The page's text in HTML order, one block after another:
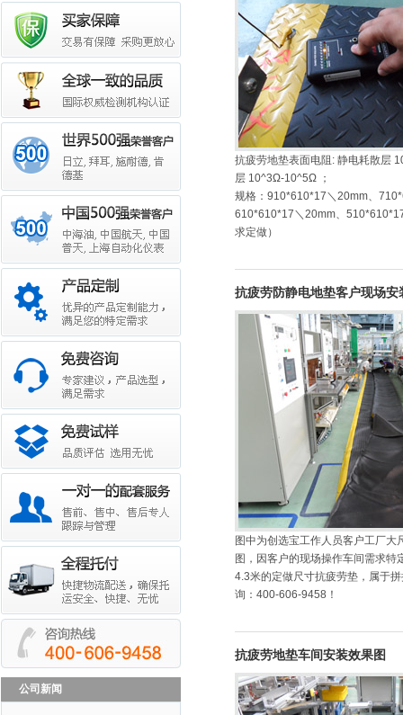
公司新闻
抗疲劳地垫表面电阻: 静电耗散层
层 10^3Ω-10^5Ω ；
规格：910*610*17＼20mm、
610*610*17＼20mm、
求定做）
抗疲劳防静电地垫客户现场安
图中为创选宝工作人员客户工厂大
图，因客户的现场操作车间需求特
4.3米的定做尺寸抗疲劳垫，属于
询：400-606-9458！
抗疲劳地垫车间安装效果图